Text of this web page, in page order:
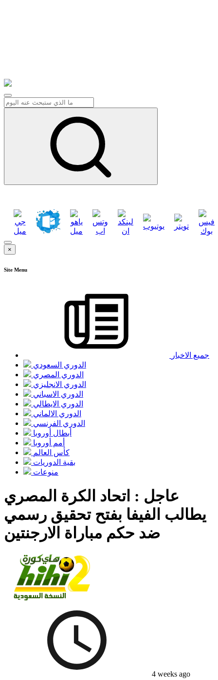
×
Site Menu
جميع الاخبار
الدوري السعودي
الدوري المصري
الدوري الانجليزي
الدوري الاسباني
الدوري الايطالي
الدوري الالماني
الدوري الفرنسي
أبطال أوروبا
أمم أوروبا
كأس ​​العالم
بقية الدوريات
منوعات
عاجل : اتحاد الكرة المصري
يطالب الفيفا بفتح تحقيق رسمي
ضد حكم مباراة الارجنتين
4 weeks ago